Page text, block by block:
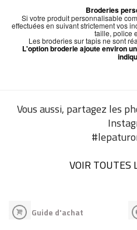
Broderies
Si votre produit personnalisable
effectuées en suivant strictement vos
taille, police
Les broderies sur tapis ne sont
L'option broderie ajoute environ
Vous aussi, partagez les
VOIR TOUTES
Guide d'achat